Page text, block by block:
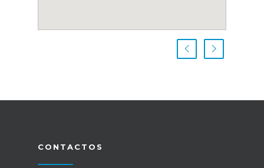
CONTACTOS